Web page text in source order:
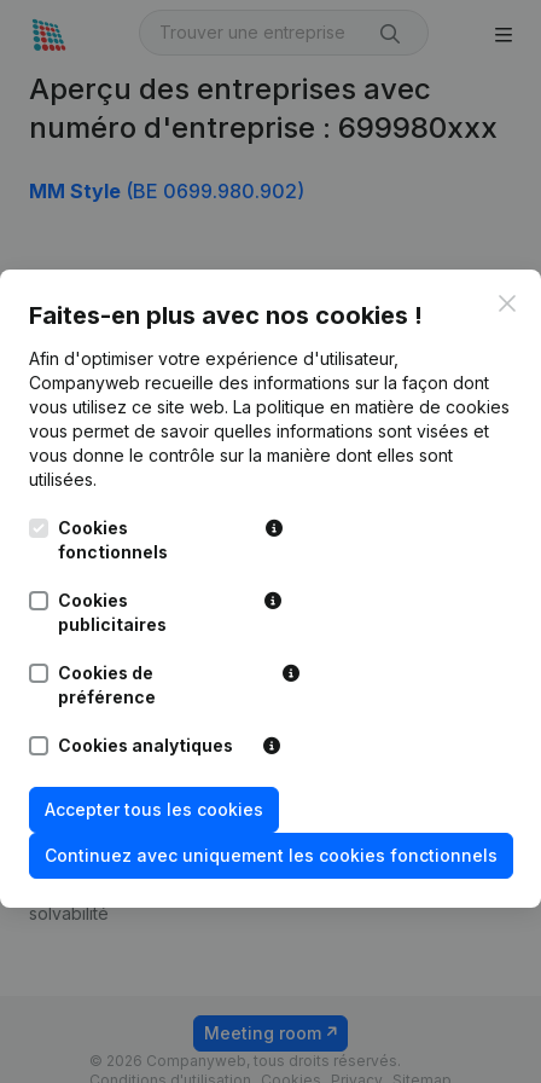
Aperçu des entreprises avec
numéro d'entreprise : 699980xxx
MM Style (BE 0699.980.902)
Faites-en plus avec nos cookies !
Afin d'optimiser votre expérience d'utilisateur,
Companyweb recueille des informations sur la façon dont
vous utilisez ce site web. La politique en matière de cookies
vous permet de savoir quelles informations sont visées et
vous donne le contrôle sur la manière dont elles sont
utilisées.
Cookies
fonctionnels
Cookies
publicitaires
Cookies de
préférence
Cookies analytiques
Accepter tous les cookies
Continuez avec uniquement les cookies fonctionnels
Français
Kantorenpark Everest
Leuvensesteenweg
1800 Vilvoorde
Informations d’entreprise
Monitoring
Recherche internationale
Prospection
Compliance et prévention
de la fraude
Consulter des comptes
Recherche de numéro de
TVA
solvabilité
Tarifs
© 2026 Companyweb, tous droits réservés.
Meeting room